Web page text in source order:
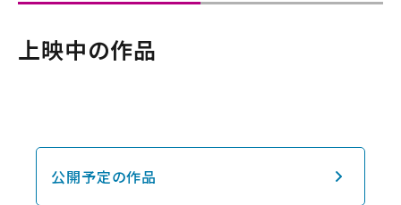
上映中の作品
公開予定の作品